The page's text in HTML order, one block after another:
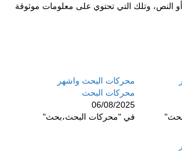
أو النص، وتلك التي تحتوي على معلومات موثوقة
محركات البحث واشهر
محركات البحث
06/08/2025
في "محركات البحث،بحث"